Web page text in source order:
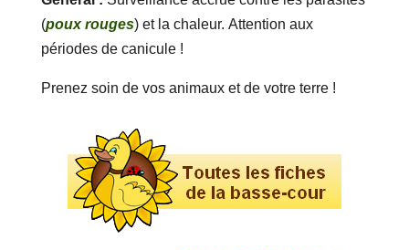
(poux rouges) et la chaleur. Attention aux
périodes de canicule !
Prenez soin de vos animaux et de votre terre !